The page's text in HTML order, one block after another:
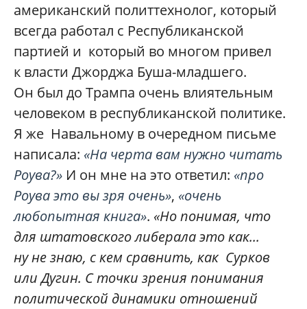
американский политтехнолог, который
всегда работал с Республиканской
партией и который во многом привел
к власти Джорджа Буша-младшего.
Он был до Трампа очень влиятельным
человеком в республиканской политике.
Я же Навальному в очередном письме
написала: «На черта вам нужно читать
Роува?» И он мне на это ответил: «про
Роува это вы зря очень», «очень
любопытная книга». «Но понимая, что
для штатовского либерала это как...
ну не знаю, с кем сравнить, как Сурков
или Дугин. С точки зрения понимания
политической динамики отношений